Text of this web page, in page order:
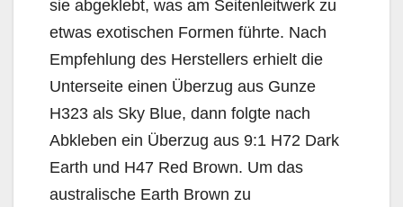
sie abgeklebt, was am Seitenleitwerk zu
etwas exotischen Formen führte. Nach
Empfehlung des Herstellers erhielt die
Unterseite einen Überzug aus Gunze
H323 als Sky Blue, dann folgte nach
Abkleben ein Überzug aus 9:1 H72 Dark
Earth und H47 Red Brown. Um das
australische Earth Brown zu